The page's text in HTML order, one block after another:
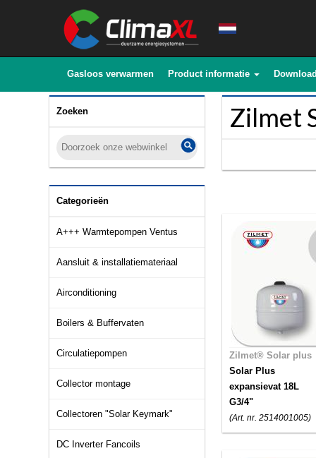
Gasloos verwarmen Product informatie
Zoeken
Categorieën
A+++ Warmtepompen Ventus
Aansluit & installatiemateriaal
Airconditioning
Boilers & Buffervaten
Circulatiepompen
Collector montage
Collectoren "Solar Keymark"
DC Inverter Fancoils
Zilmet
Zilmet® Solar plus
Solar Plus
expansievat 18L
G3/4"
(Art. nr. 2514001005)